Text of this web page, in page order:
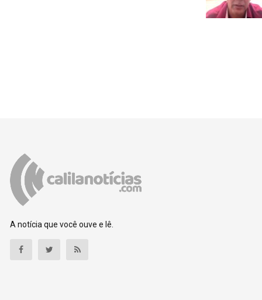
A notícia que você ouve e lê.